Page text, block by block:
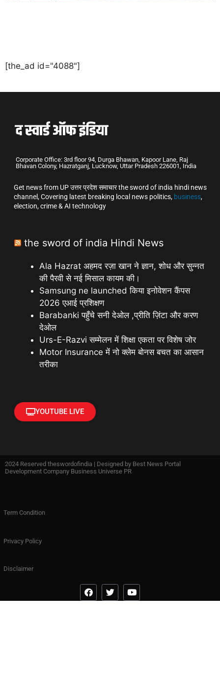
[the_ad id="4088"]
Corporate Office: 3rd floor 94, Durga Bhawan, Kapoor Lane, Raj
Bhavan Colony, Hazratganj, Lucknow, Uttar Pradesh 226001, India
Get news from UP उत्तर प्रदेश समाचार the sword of india hindi news
channel, Covering latest breaking local news politics, business,
election, crime & AI technology
the sword of india Hindi News
Ala Hazrat अहमद रज़ा खान ने ज्ञान, शोध और सुन्नत
की पैरवी से नई मिसाल कायम की।
Samsung ne launched किया इनोवेशन कैंपस
2026 एआई प्रशिक्षण
Barabanki पहुँचे सनी देओल ,प्रीति ज़िंटा और करण
देओल
Urs-E-Razvi सम्मेलन में शिक्षा एकता पर विशेष जोर
Motor Insurance में नो क्लेम बोनस बचत का आसान
तरीका
YOUTUBE LIVE
2024 Reserved theswordofindia | Designed by Best News Portal
Development Company Business Universe PR
Term Condition
Privacy Policy
Disclaimer